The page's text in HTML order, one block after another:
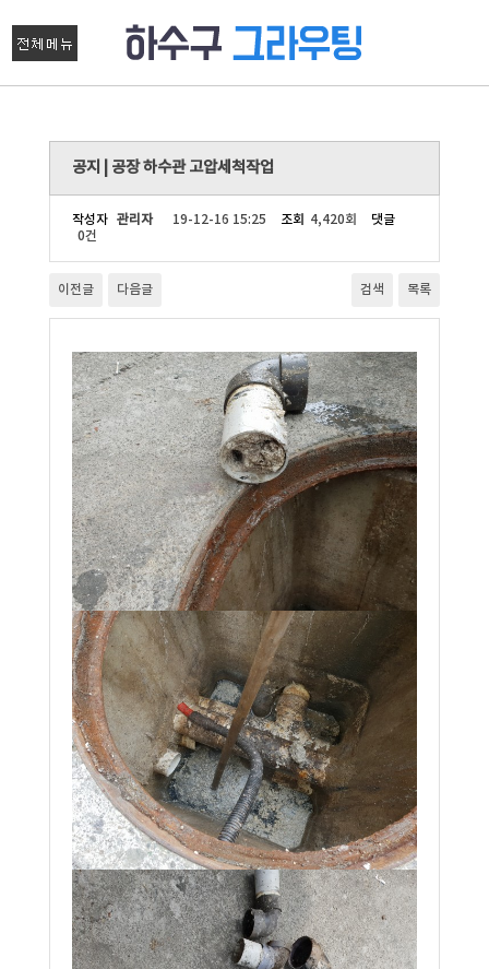
공지 | 공장 하수관 고압세척작업
작성자 관리자 19-12-16 15:25 조회 4,420회
댓글
0건
이전글 다음글 검색 목록